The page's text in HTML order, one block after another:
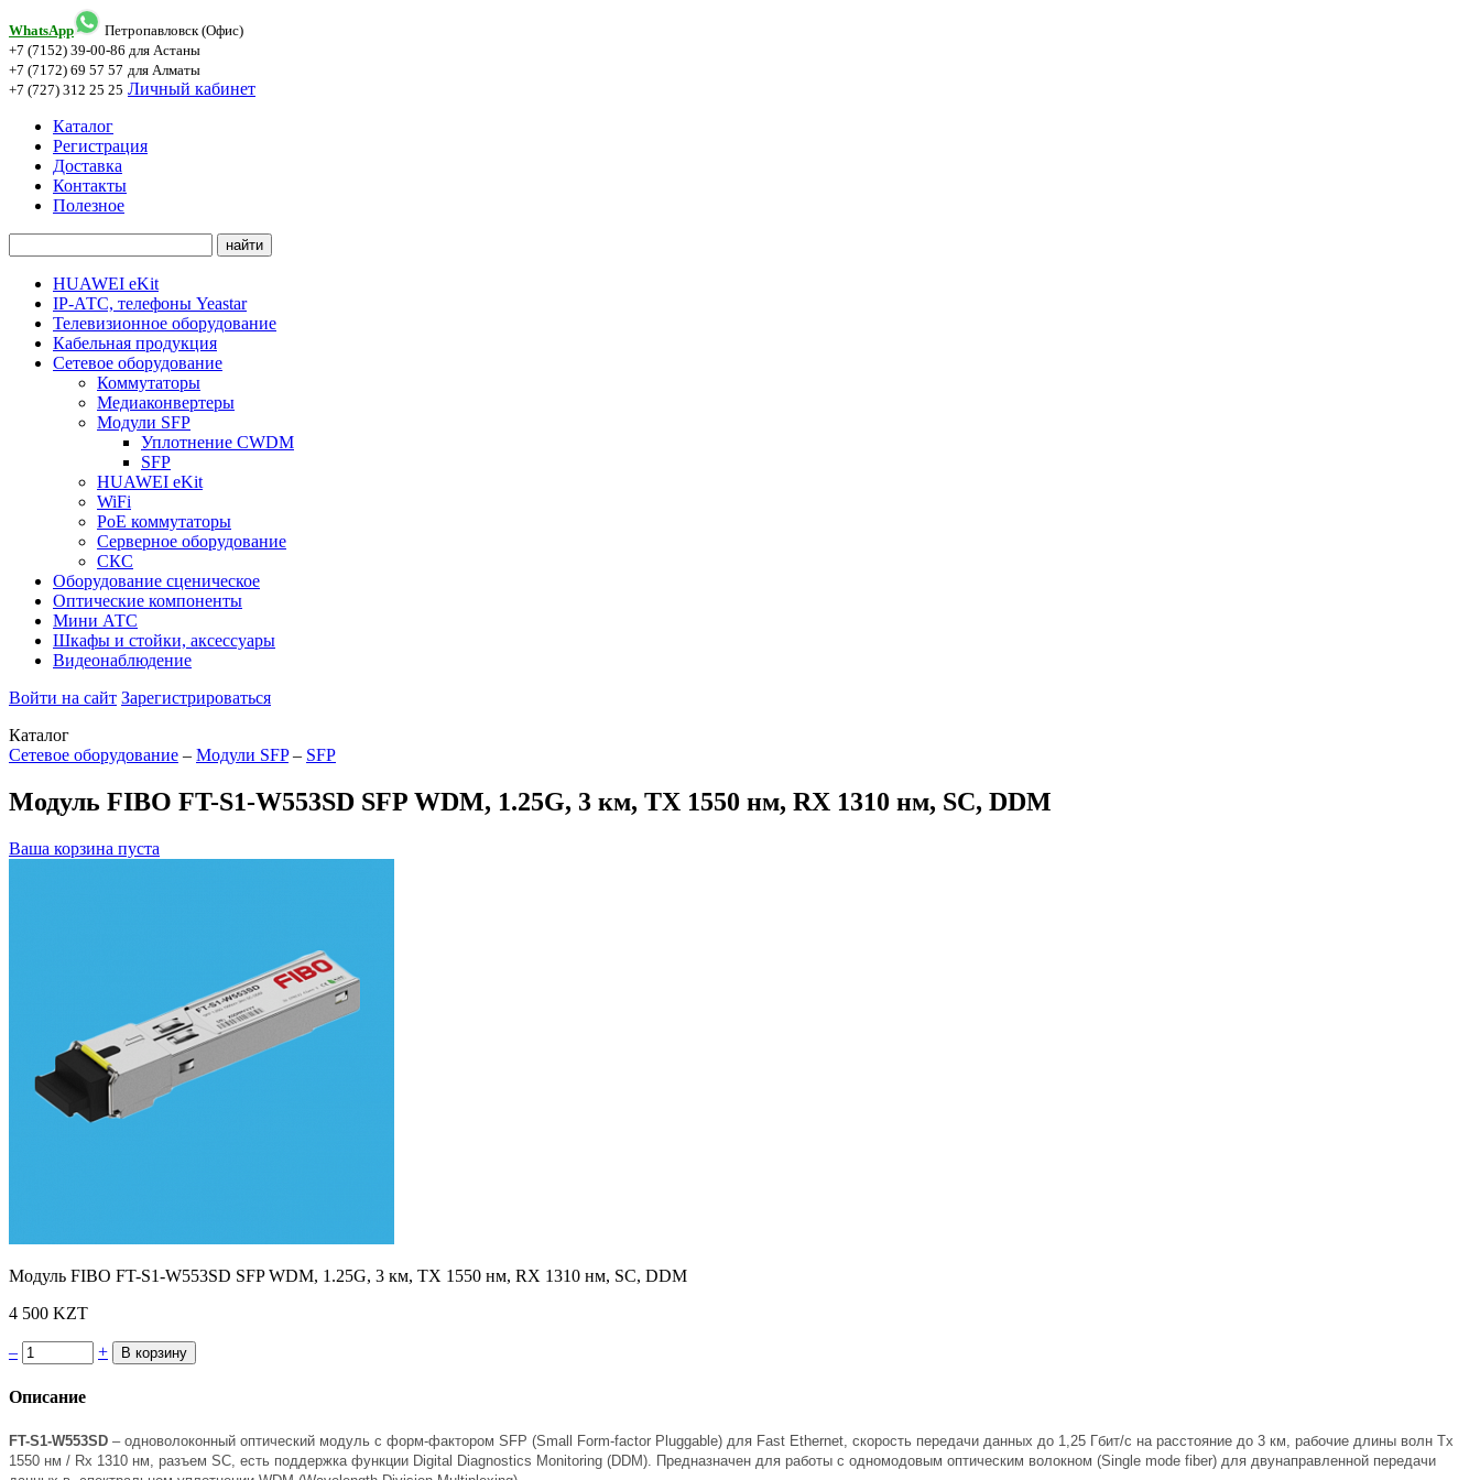
WhatsApp
Петропавловск (Офис)
+7 (7152) 39-00-86 для Астаны
+7 (7172) 69 57 57 для Алматы
+7 (727) 312 25 25 Личный кабинет
Каталог
Регистрация
Доставка
Контакты
Полезное
HUAWEI eKit
IP-АТС, телефоны Yeastar
Телевизионное оборудование
Кабельная продукция
Сетевое оборудование
Коммутаторы
Медиаконвертеры
Модули SFP
Уплотнение CWDM
SFP
HUAWEI eKit
WiFi
PoE коммутаторы
Серверное оборудование
СКС
Оборудование сценическое
Оптические компоненты
Мини АТС
Шкафы и стойки, аксессуары
Видеонаблюдение
Войти на сайт Зарегистрироваться
Каталог
Сетевое оборудование – Модули SFP– SFP
Модуль FIBO FT-S1-W553SD SFP WDM, 1.25G, 3 км, TX 1550 нм, RX 1310 нм, SC, DDM
Ваша корзина пуста
Модуль FIBO FT-S1-W553SD SFP WDM, 1.25G, 3 км, TX 1550 нм, RX 1310 нм, SC, DDM
4 500 KZT
– +
Описание
FT-S1-W553SD – одноволоконный оптический модуль с форм-фактором SFP (Small Form-factor Pluggable) для Fast Ethernet, скорость передачи данных до 1,25 Гбит/с на расстояние до 3 км, рабочие длины волн Tx
1550 нм / Rx 1310 нм, разъем SC, есть поддержка функции Digital Diagnostics Monitoring (DDM). Предназначен для работы с одномодовым оптическим волокном (Single mode fiber) для двунаправленной передачи